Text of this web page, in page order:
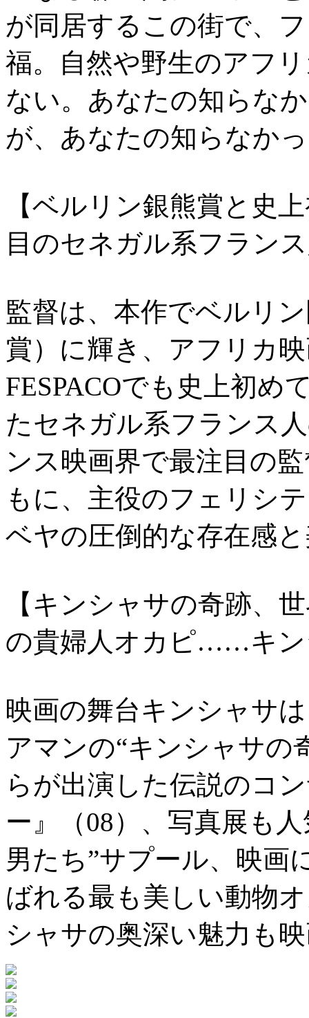
が同居するこの街で、
福。自然や野生のアフ
ない。あなたの知らな
が、あなたの知らなか
【ベルリン銀熊賞と史
目のセネガル系フラン
監督は、本作でベルリ
賞）に輝き、アフリカ
FESPACOでも史上初め
たセネガル系フランス
ンス映画界で最注目の
もに、主役のフェリシ
ベヤの圧倒的な存在感
【キンシャサの奇跡、
の貴婦人オカピ……キン
映画の舞台キンシャサ
アマンの“キンシャサの
らが出演した伝説のコ
ー』（08）、写真展も
男たち”サプール、映画
ばれる最も美しい動物
シャサの奥深い魅力も